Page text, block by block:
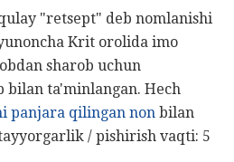
"retsept" deb nomlanishi
Krit orolida imo
sharob uchun
bilan ta'minlangan. Hech
panjara qilingan non bilan
/ pishirish vaqti: 5